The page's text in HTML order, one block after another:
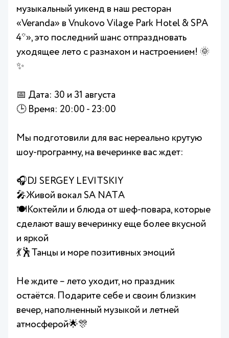
музыкальный уикенд в наш ресторан
«Veranda» в Vnukovo Vilage Park Hotel & SPA
4*», это последний шанс отпраздновать
уходящее лето с размахом и настроением! 🌞
✨
📅 Дата: 30 и 31 августа
🕒 Время: 20:00 - 23:00
Мы подготовили для вас нереально крутую
шоу-программу, на вечеринке вас ждет:
🎧DJ SERGEY LEVITSKIY
🎤Живой вокал SA NATА
🍽Коктейли и блюда от шеф-повара, которые
сделают вашу вечеринку еще более вкусной
и яркой
💃🕺Танцы и море позитивных эмоций
Не ждите – лето уходит, но праздник
остаётся. Подарите себе и своим близким
вечер, наполненный музыкой и летней
атмосферой🌟🎊